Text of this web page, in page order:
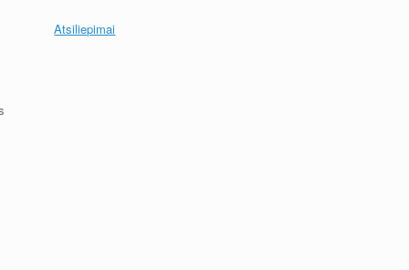
Atsiliepimai